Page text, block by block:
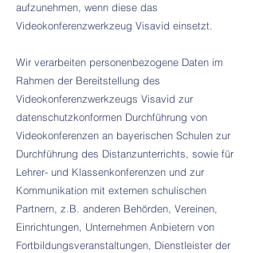
aufzunehmen, wenn diese das
Videokonferenzwerkzeug Visavid einsetzt.
Wir verarbeiten personenbezogene Daten im
Rahmen der Bereitstellung des
Videokonferenzwerkzeugs Visavid zur
datenschutzkonformen Durchführung von
Videokonferenzen an bayerischen Schulen zur
Durchführung des Distanzunterrichts, sowie für
Lehrer- und Klassenkonferenzen und zur
Kommunikation mit externen schulischen
Partnern, z.B. anderen Behörden, Vereinen,
Einrichtungen, Unternehmen Anbietern von
Fortbildungsveranstaltungen, Dienstleister der